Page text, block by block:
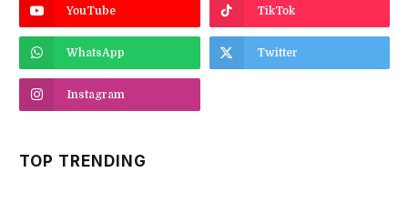
YouTube TikTok
WhatsApp Twitter
Instagram
TOP TRENDING